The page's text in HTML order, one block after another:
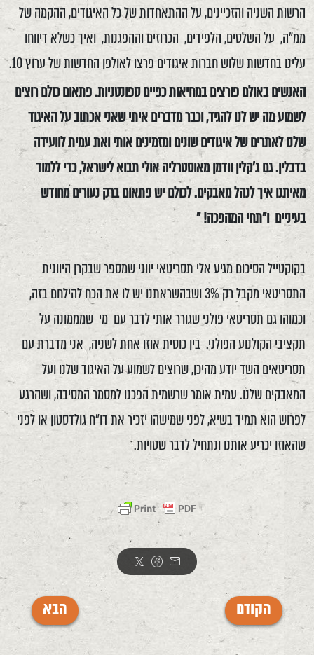
הרשות השניה והזכיינים, על ההתאחדות של כל האיגודים, ההקמה של
ממ"ה, על השלטים, הלפידים, הכרוזים וההפגנות, ואיך כשלא דיווחו
עלינו בחדשות שלוש חברות איגודים פרצו לאולפן החדשות של ערוץ 10.
האנשים באולם פורצים במחיאות כפיים ספונטניות. פתאום כולם רוצים
לשמוע מה יש לנו להגיד, וכבר מדברים איתי שאני אכתוב על האיגוד
שלנו לאתרים של איגודים שונים ומזמינים אותי ואת עמית לוועידה
בדבלין. גם ג'קלין וודמן מאוסטרליה אולי תבוא לישראל, כדי ללמוד
מאיתנו איך לנהל מאבקים. לכולם יש פתאום ברק נעורים מחודש
בעיניים ו"תחי המהפכה! "
בקוקטייל הסיכום מגיע אלי תסריטאי יווני שמספר שבקרן היוונית
התסריטאי מקבל רק 3% ושבהשראתנו יש לו את הכח להילחם בזה,
וכמוהו גם תסריטאי פולני שגורר אותי לדבר עם מי שמממונה על
תקציבי הקולנוע הפולני. בין כוסית אוזו אחת לשניה, אני מדברת עם
תסריטאים השד יודע מהיכן, שרוצים לשמוע על האיגוד שלנו ועל
המאבקים שלנו. עמית אומר שרשמית הפכנו למסמר המסיבה, ושהרגע
לפרוש הוא תמיד בשיא, לפני שמישהו יזכיר את דו"ח גולדסטון או לפני
שהאוזו יכריע אותנו ונתחיל לדבר שטויות.
הבא הקודם